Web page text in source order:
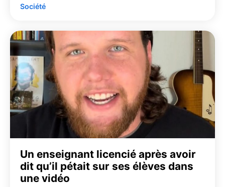
Société
Un enseignant licencié après avoir
dit qu’il pétait sur ses élèves dans
une vidéo